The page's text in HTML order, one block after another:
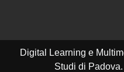
Digital Learning e
Studi di